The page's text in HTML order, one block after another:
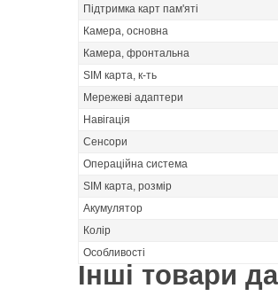
Підтримка карт пам'яті
Камера, основна
Камера, фронтальна
SIM карта, к-ть
Мережеві адаптери
Навігація
Сенсори
Операційна система
SIM карта, розмір
Акумулятор
Колір
Особливості
Інші товари